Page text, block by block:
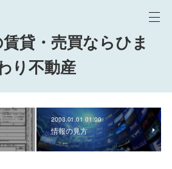
貸・売買ならひま
り不動産
2003.01.01 01:00
情報の見方